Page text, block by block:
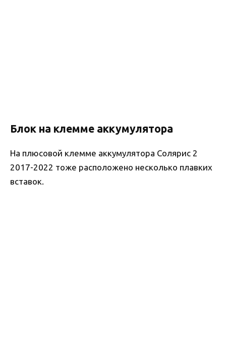
Блок на клемме аккумулятора
На плюсовой клемме аккумулятора Солярис 2
2017-2022 тоже расположено несколько плавких
вставок.